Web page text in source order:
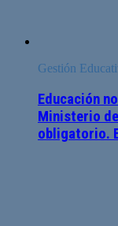
Gestión
Educación
Ministerio
obligatorio.